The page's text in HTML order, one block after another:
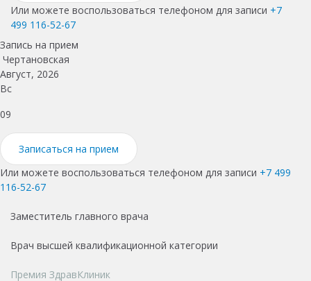
Или можете воспользоваться телефоном для записи +7
499 116-52-67
Запись на прием
Чертановская
Август, 2026
Вс
09
Записаться на прием
Или можете воспользоваться телефоном для записи +7 499
116-52-67
Заместитель главного врача
Врач высшей квалификационной категории
Премия ЗдравКлиник